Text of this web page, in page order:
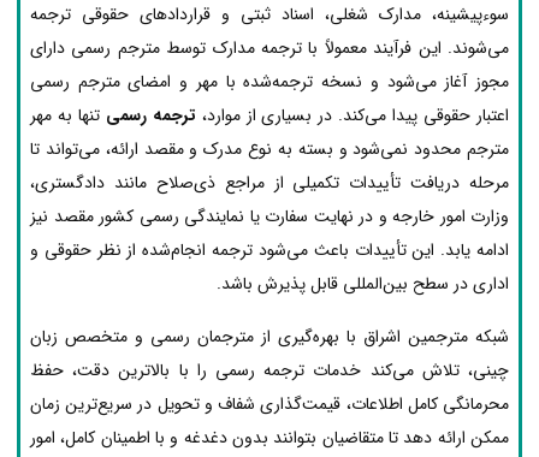
سوءپیشینه، مدارک شغلی، اسناد ثبتی و قراردادهای حقوقی ترجمه
می‌شوند. این فرآیند معمولاً با ترجمه مدارک توسط مترجم رسمی دارای
مجوز آغاز می‌شود و نسخه ترجمه‌شده با مهر و امضای مترجم رسمی
اعتبار حقوقی پیدا می‌کند. در بسیاری از موارد، ترجمه رسمی تنها به مهر
مترجم محدود نمی‌شود و بسته به نوع مدرک و مقصد ارائه، می‌تواند تا
مرحله دریافت تأییدات تکمیلی از مراجع ذی‌صلاح مانند دادگستری،
وزارت امور خارجه و در نهایت سفارت یا نمایندگی رسمی کشور مقصد نیز
ادامه یابد. این تأییدات باعث می‌شود ترجمه انجام‌شده از نظر حقوقی و
اداری در سطح بین‌المللی قابل پذیرش باشد.
شبکه مترجمین اشراق با بهره‌گیری از مترجمان رسمی و متخصص زبان
چینی، تلاش می‌کند خدمات ترجمه رسمی را با بالاترین دقت، حفظ
محرمانگی کامل اطلاعات، قیمت‌گذاری شفاف و تحویل در سریع‌ترین زمان
ممکن ارائه دهد تا متقاضیان بتوانند بدون دغدغه و با اطمینان کامل، امور